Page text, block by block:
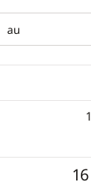
au
Retour